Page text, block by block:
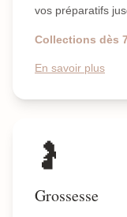
vos préparatifs
Collections dès
En savoir plus
🤰
Grossesse